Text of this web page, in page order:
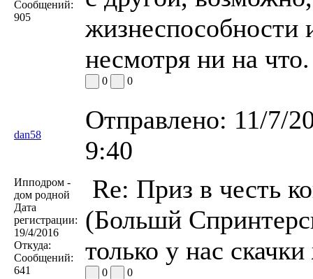
Сообщений:
905
жизнеспособности
несмотря ни на что.
0 0
dan58
Отправлено: 11/7/
9:40
Ипподром -
дом родной
Дата
регистрации:
19/4/2016
Откуда:
Сообщений:
641
Re: Приз в честь
(Большй
только у нас
0 0